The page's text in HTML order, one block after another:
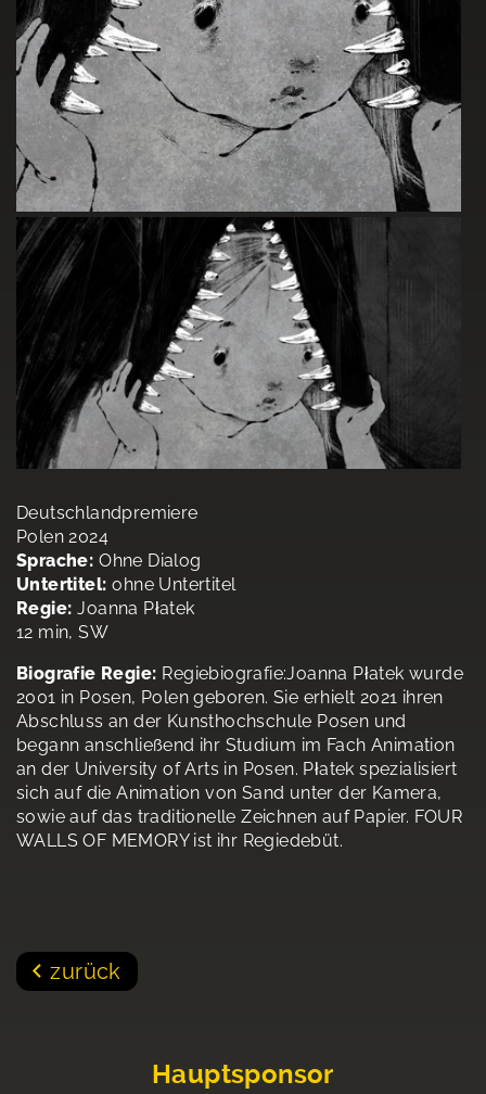
Deutschlandpremiere
Polen 2024
Sprache: Ohne Dialog
Untertitel: ohne Untertitel
Regie: Joanna Płatek
12 min, SW
Biografie Regie: Regiebiografie:Joanna Płatek wurde
2001 in Posen, Polen geboren. Sie erhielt 2021 ihren
Abschluss an der Kunsthochschule Posen und
begann anschließend ihr Studium im Fach Animation
an der University of Arts in Posen. Płatek spezialisiert
sich auf die Animation von Sand unter der Kamera,
sowie auf das traditionelle Zeichnen auf Papier. FOUR
WALLS OF MEMORY ist ihr Regiedebüt.
zurück
Hauptsponsor